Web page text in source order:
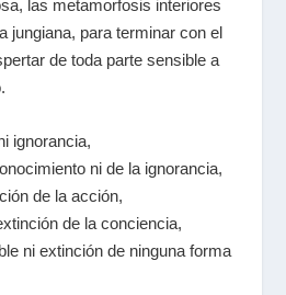
las metamorfosis interiores
jungiana, para terminar con el
de toda parte sensible a
ignorancia,
ni de la ignorancia,
de la acción,
de la conciencia,
ni extinción de ninguna forma